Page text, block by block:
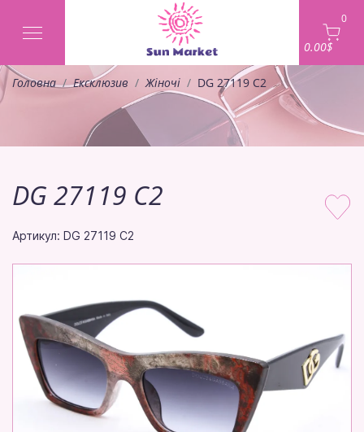
0
0.00$
Головна Ексклюзив Жіночі DG 27119 C2
DG 27119 C2
Артикул: DG 27119 C2